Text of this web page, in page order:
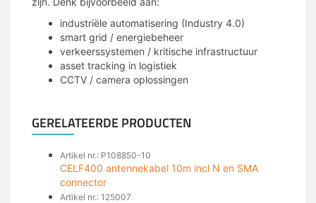
industriële automatisering (Industry 4.0)
smart grid / energiebeheer
verkeerssystemen / kritische infrastructuur
asset tracking in logistiek
CCTV / camera oplossingen
GERELATEERDE PRODUCTEN
Artikel nr.: P108850-10
CELF400 antennekabel 10m incl N en SMA
connector
Artikel nr.: 125007